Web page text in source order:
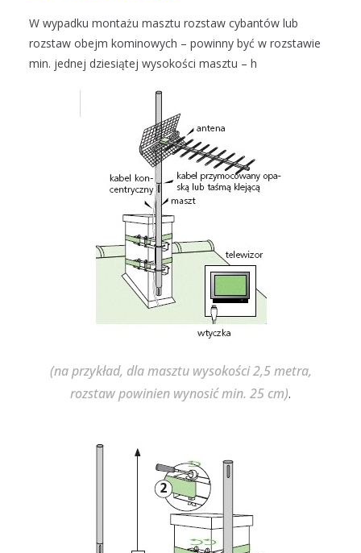
W wypadku montażu masztu rozstaw cybantów lub
rozstaw obejm kominowych – powinny być w rozstawie
min. jednej dziesiątej wysokości masztu – h
(na przykład, dla masztu wysokości 2,5 metra,
rozstaw powinien wynosić min. 25 cm).